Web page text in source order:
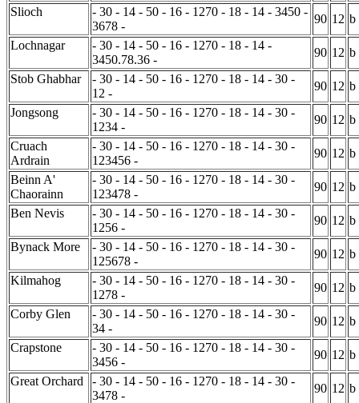
Slioch
- 30 - 14 - 50 - 16 - 1270 - 18 - 14 - 3450 -
3678 -
90 12 b
Lochnagar
- 30 - 14 - 50 - 16 - 1270 - 18 - 14 -
3450.78.36 -
90 12 b
Stob Ghabhar
- 30 - 14 - 50 - 16 - 1270 - 18 - 14 - 30 -
12 -
90 12 b
Jongsong
- 30 - 14 - 50 - 16 - 1270 - 18 - 14 - 30 -
1234 -
90 12 b
Cruach
Ardrain
- 30 - 14 - 50 - 16 - 1270 - 18 - 14 - 30 -
123456 -
90 12 b
Beinn A'
Chaorainn
- 30 - 14 - 50 - 16 - 1270 - 18 - 14 - 30 -
123478 -
90 12 b
Ben Nevis
- 30 - 14 - 50 - 16 - 1270 - 18 - 14 - 30 -
1256 -
90 12 b
Bynack More
- 30 - 14 - 50 - 16 - 1270 - 18 - 14 - 30 -
125678 -
90 12 b
Kilmahog
- 30 - 14 - 50 - 16 - 1270 - 18 - 14 - 30 -
1278 -
90 12 b
Corby Glen
- 30 - 14 - 50 - 16 - 1270 - 18 - 14 - 30 -
34 -
90 12 b
Crapstone
- 30 - 14 - 50 - 16 - 1270 - 18 - 14 - 30 -
3456 -
90 12 b
Great Orchard
- 30 - 14 - 50 - 16 - 1270 - 18 - 14 - 30 -
3478 -
90 12 b